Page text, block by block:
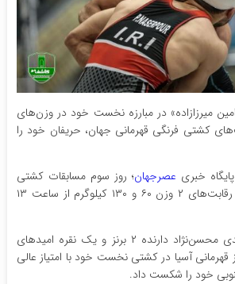
میرزازاده» در مبارزه نخست خود در وزن‌های
رقابت‌های کشتی فرنگی قهرمانی جهان، حریفان خود را
خبری عصرجهان؛ روز سوم مسابقات کشتی
فرنگی قهرمانی جهان با رقابت‌های ۲ وزن ۶۰ و ۱۳۰ کیلوگرم از ساعت ۱۳
در وزن ۶۰ کیلوگرم مهدی محسن‌نژاد دارنده ۲ برنز و یک نقره امیدهای
برنز قهرمانی آسیا در کشتی نخست خود با امتیاز عالی